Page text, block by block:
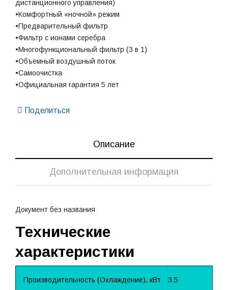
дистанционного управления)
•Комфортный «ночной» режим
•Предварительный фильтр
•Фильтр с ионами серебра
•Многофункциональный фильтр (3 в 1)
•Объемный воздушный поток
•Самоочистка
•Официальная гарантия 5 лет
Поделиться
Описание
Дополнительная информация
Документ без названия
Технические
характеристики
Производительность (Охлаждение), кВт 3.5